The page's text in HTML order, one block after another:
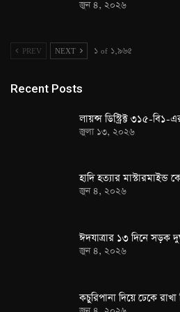
জুন ৪, ২০২৬
PREV NEXT ১ of ১,৯৬৫
Recent Posts
লায়ন্স ডিস্ট্রিক্ট ৩১৫-
জুলা ১৩, ২০২৬
হাদি হত্যার মাস্টারমাইন্ড
জুন ৪, ২০২৬
ঈদযাত্রার ১৩ দিনে সড়ক
জুন ৪, ২০২৬
কচুরিপানা দিয়ে ঢেকে